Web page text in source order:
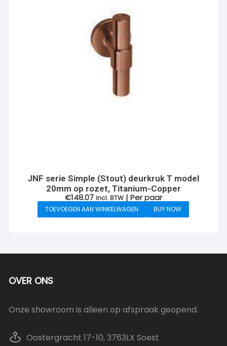
JNF serie Simple (Stout) deurkruk T model
20mm op rozet, Titanium-Copper
€148.07 incl. BTW | Per paar
TOEVOEGEN AAN WINKELWAGEN BUY NOW
OVER ONS
Onze showroom is alleen op afspraak geopend.
Oostergracht 17-10, 3763LX Soest